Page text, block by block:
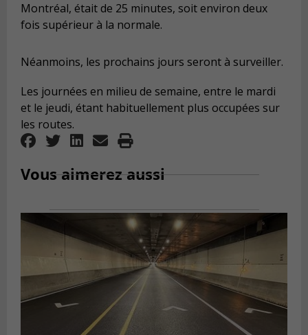
Montréal, était de 25 minutes, soit environ deux
fois supérieur à la normale.
Néanmoins, les prochains jours seront à surveiller.
Les journées en milieu de semaine, entre le mardi
et le jeudi, étant habituellement plus occupées sur
les routes.
Vous aimerez aussi